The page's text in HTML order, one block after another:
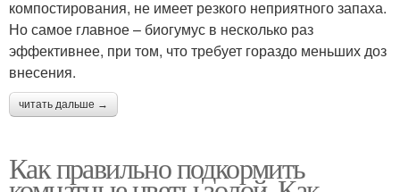
компостирования, не имеет резкого неприятного запаха.
Но самое главное – биогумус в несколько раз
эффективнее, при том, что требует гораздо меньших доз
внесения.
читать дальше →
Как правильно подкормить